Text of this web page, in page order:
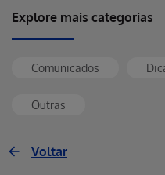
Explore mais categorias
Comunicados
Outras
Voltar